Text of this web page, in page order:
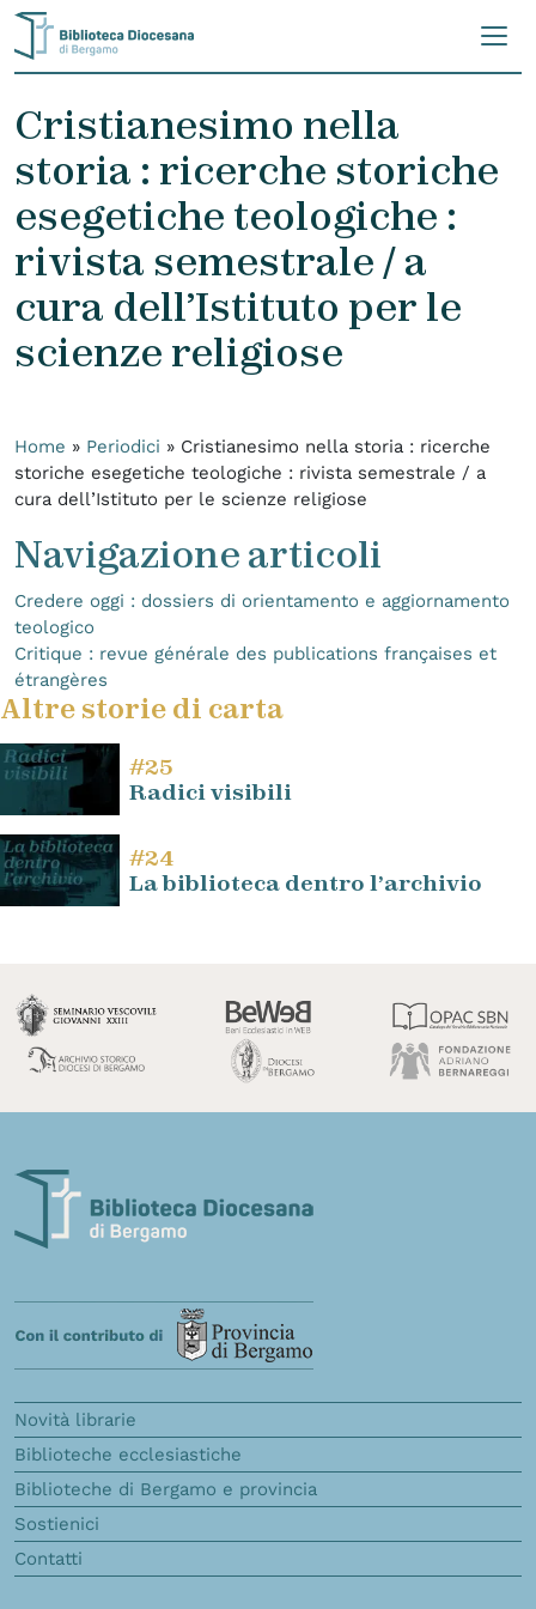
Skip to content
Cristianesimo nella
storia : ricerche storiche
esegetiche teologiche :
rivista semestrale / a
cura dell’Istituto per le
scienze religiose
Home » Periodici » Cristianesimo nella storia : ricerche
storiche esegetiche teologiche : rivista semestrale / a
cura dell’Istituto per le scienze religiose
Navigazione articoli
Credere oggi : dossiers di orientamento e aggiornamento
teologico
Critique : revue générale des publications françaises et
étrangères
Altre storie di carta
#25
Radici visibili
#24
La biblioteca dentro l’archivio
Novità librarie
Biblioteche ecclesiastiche
Biblioteche di Bergamo e provincia
Sostienici
Contatti